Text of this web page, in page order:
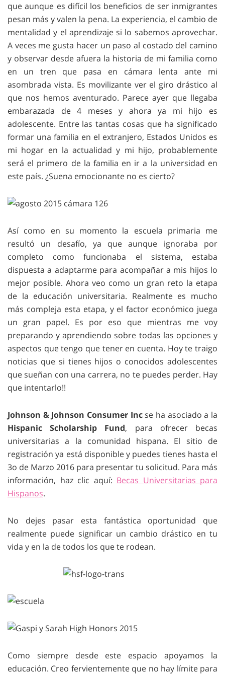
que aunque es difícil los beneficios de ser inmigrantes
pesan más y valen la pena. La experiencia, el cambio de
mentalidad y el aprendizaje si lo sabemos aprovechar.
A veces me gusta hacer un paso al costado del camino
y observar desde afuera la historia de mi familia como
en un tren que pasa en cámara lenta ante mi
asombrada vista. Es movilizante ver el giro drástico al
que nos hemos aventurado. Parece ayer que llegaba
embarazada de 4 meses y ahora ya mi hijo es
adolescente. Entre las tantas cosas que ha significado
formar una familia en el extranjero, Estados Unidos es
mi hogar en la actualidad y mi hijo, probablemente
será el primero de la familia en ir a la universidad en
este país. ¿Suena emocionante no es cierto?
Así como en su momento la escuela primaria me
resultó un desafío, ya que aunque ignoraba por
completo como funcionaba el sistema, estaba
dispuesta a adaptarme para acompañar a mis hijos lo
mejor posible. Ahora veo como un gran reto la etapa
de la educación universitaria. Realmente es mucho
más compleja esta etapa, y el factor económico juega
un gran papel. Es por eso que mientras me voy
preparando y aprendiendo sobre todas las opciones y
aspectos que tengo que tener en cuenta. Hoy te traigo
noticias que si tienes hijos o conocidos adolescentes
que sueñan con una carrera, no te puedes perder. Hay
que intentarlo!!
Johnson & Johnson Consumer Incse ha asociado a la
Hispanic Scholarship Fund, para ofrecer becas
universitarias a la comunidad hispana. El sitio de
registración ya está disponible y puedes tienes hasta el
3o de Marzo 2016 para presentar tu solicitud. Para más
información, haz clic aquí: Becas Universitarias para
Hispanos.
No dejes pasar esta fantástica oportunidad que
realmente puede significar un cambio drástico en tu
vida y en la de todos los que te rodean.
Como siempre desde este espacio apoyamos la
educación. Creo fervientemente que no hay límite para